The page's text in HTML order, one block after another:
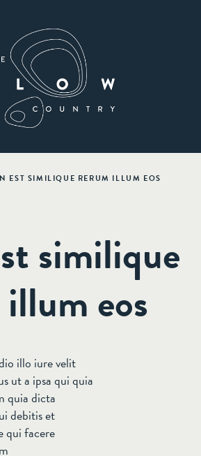
EST SIMILIQUE RERUM ILLUM EOS
similique
eos
illo iure velit
ut a ipsa qui quia
quia dicta
debitis et
qui facere